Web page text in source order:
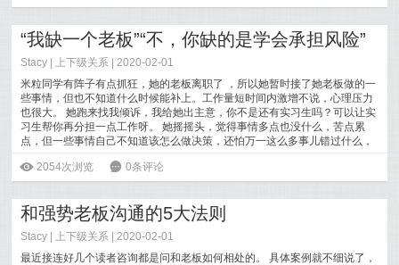
“我缺一个老板”“不，你缺的是学会承担风险”
Stacy 上下级关系 | 2020-02-01
米粒同学有阵子有点抓狂，她的老板离职了 ，所以她暂时接了她老板做的一
些事情，但也不知道什么时候能补上。工作量短时间内激增不说，心理压力
也很大。 她跑来找我倾诉，我给她出主意，你不是还有实习生吗？可以让实
习生帮你再分担一点工作呀。 她摇摇头，觉得事情多点也没什么，苦点累
点，但一些事情自己不知道该怎么做决策，还怕万一这么多事儿错过什么，
ė 2054次浏览 6 0条评论
和强势老板沟通的5大法则
Stacy 上下级关系 | 2020-02-01
最近接连好几个读者咨询都是问和老板如何相处的。 具体案例就不细说了，